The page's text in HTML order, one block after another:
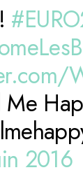
2016